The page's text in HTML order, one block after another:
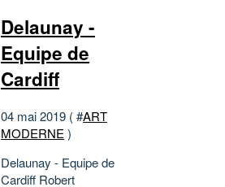
Delaunay -
Equipe de
Cardiff
04 mai 2019 ( #ART
MODERNE )
Delaunay - Equipe de
Cardiff Robert